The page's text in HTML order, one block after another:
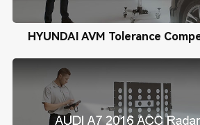
HYUNDAI AVM Tolerance